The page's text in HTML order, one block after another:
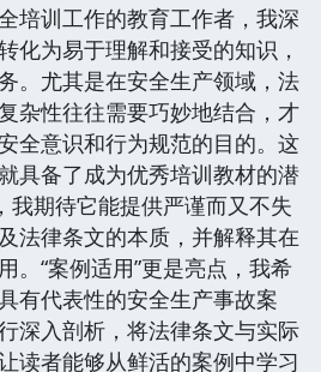
培训工作的教育工作者，我深
化为易于理解和接受的知识，
。尤其是在安全生产领域，法
杂性往往需要巧妙地结合，才
全意识和行为规范的目的。这
具备了成为优秀培训教材的潜
我期待它能提供严谨而又不失
法律条文的本质，并解释其在
。“案例适用”更是亮点，我希
有代表性的安全生产事故案
深入剖析，将法律条文与实际
读者能够从鲜活的案例中学习